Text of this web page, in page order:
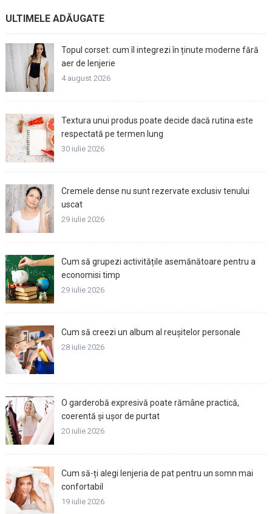
ULTIMELE ADĂUGATE
Topul corset: cum îl integrezi în ținute moderne fără
aer de lenjerie
4 august 2026
Textura unui produs poate decide dacă rutina este
respectată pe termen lung
30 iulie 2026
Cremele dense nu sunt rezervate exclusiv tenului
uscat
29 iulie 2026
Cum să grupezi activitățile asemănătoare pentru a
economisi timp
29 iulie 2026
Cum să creezi un album al reușitelor personale
28 iulie 2026
O garderobă expresivă poate rămâne practică,
coerentă și ușor de purtat
20 iulie 2026
Cum să-ți alegi lenjeria de pat pentru un somn mai
confortabil
19 iulie 2026